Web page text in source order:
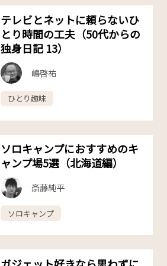
テレビとネットに頼らないひ
とり時間の工夫（50代からの
独身日記 13）
嶋啓祐
ひとり趣味
ソロキャンプにおすすめのキ
ャンプ場5選（北海道編）
斎藤純平
ソロキャンプ